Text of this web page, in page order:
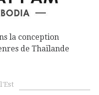
la conception
de Thaïlande